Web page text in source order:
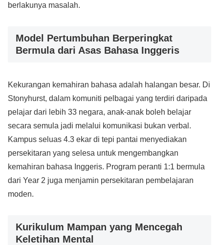
berlakunya masalah.
Model Pertumbuhan Berperingkat
Bermula dari Asas Bahasa Inggeris
Kekurangan kemahiran bahasa adalah halangan besar. Di
Stonyhurst, dalam komuniti pelbagai yang terdiri daripada
pelajar dari lebih 33 negara, anak-anak boleh belajar
secara semula jadi melalui komunikasi bukan verbal.
Kampus seluas 4.3 ekar di tepi pantai menyediakan
persekitaran yang selesa untuk mengembangkan
kemahiran bahasa Inggeris. Program peranti 1:1 bermula
dari Year 2 juga menjamin persekitaran pembelajaran
moden.
Kurikulum Mampan yang Mencegah
Keletihan Mental